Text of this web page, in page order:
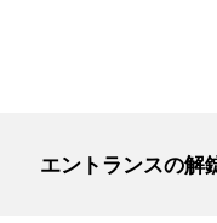
エントランスの解